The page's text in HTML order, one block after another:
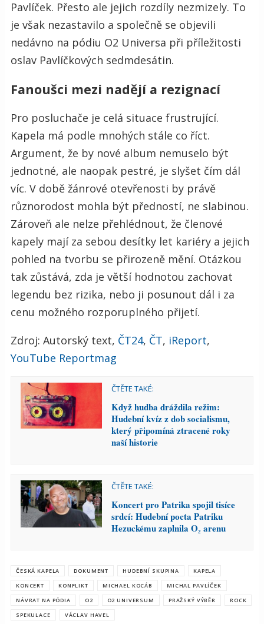
Pavlíček. Přesto ale jejich rozdíly nezmizely. To
je však nezastavilo a společně se objevili
nedávno na pódiu O2 Universa při příležitosti
oslav Pavlíčkových sedmdesátin.
Fanoušci mezi nadějí a rezignací
Pro posluchače je celá situace frustrující.
Kapela má podle mnohých stále co říct.
Argument, že by nové album nemuselo být
jednotné, ale naopak pestré, je slyšet čím dál
víc. V době žánrové otevřenosti by právě
různorodost mohla být předností, ne slabinou.
Zároveň ale nelze přehlédnout, že členové
kapely mají za sebou desítky let kariéry a jejich
pohled na tvorbu se přirozeně mění. Otázkou
tak zůstává, zda je větší hodnotou zachovat
legendu bez rizika, nebo ji posunout dál i za
cenu možného rozporuplného přijetí.
Zdroj: Autorský text, ČT24, ČT, iReport,
YouTube Reportmag
ČTĚTE TAKÉ:
Když hudba dráždila režim:
Hudební kvíz z dob socialismu,
který připomíná ztracené roky
naší historie
ČTĚTE TAKÉ:
Koncert pro Patrika spojil tisíce
srdcí: Hudební pocta Patriku
Hezuckému zaplnila O₂ arenu
ČESKÁ KAPELA DOKUMENT HUDEBNÍ SKUPINA
KAPELA
KONCERT
KONFLIKT MICHAEL KOCÁB
MICHAL PAVLÍČEK
NÁVRAT NA PÓDIA
O2 O2 UNIVERSUM PRAŽSKÝ VÝBĚR
ROCK
SPEKULACE
VÁCLAV HAVEL